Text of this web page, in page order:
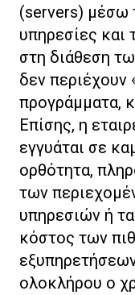
(servers) μέσω
υπηρεσίες και
στη διάθεση
δεν περιέχουν
προγράμματα,
Επίσης, η
εγγυάται σε
ορθότητα,
των
υπηρεσιών ή
κόστος των
ολοκλήρου ο